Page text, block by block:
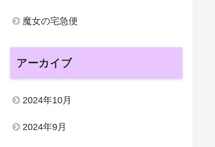
魔女の宅急便
アーカイブ
2024年10月
2024年9月